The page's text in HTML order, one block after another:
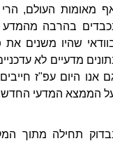
מאומות העולם,
בהרבה מהמדע
שהיו משנים
מדעיים לא
אנו היום עפ"ז
הממצא המדעי
תחילה מתוך